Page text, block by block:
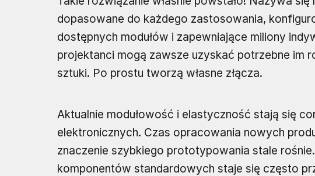
dopasowane do każdego zastosowania,
dostępnych modułów i zapewniające miliony
projektanci mogą zawsze uzyskać potrzebne im
sztuki. Po prostu tworzą własne złącza.
Aktualnie modułowość i elastyczność stają się
elektronicznych. Czas opracowania nowych
znaczenie szybkiego prototypowania stale
komponentów standardowych staje się często